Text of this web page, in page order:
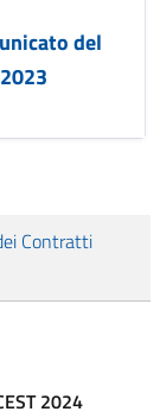
del
Contratti
2024